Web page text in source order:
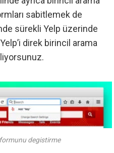
sabitlemek de
sürekli Yelp üzerinde
direk birincil arama
degistirme